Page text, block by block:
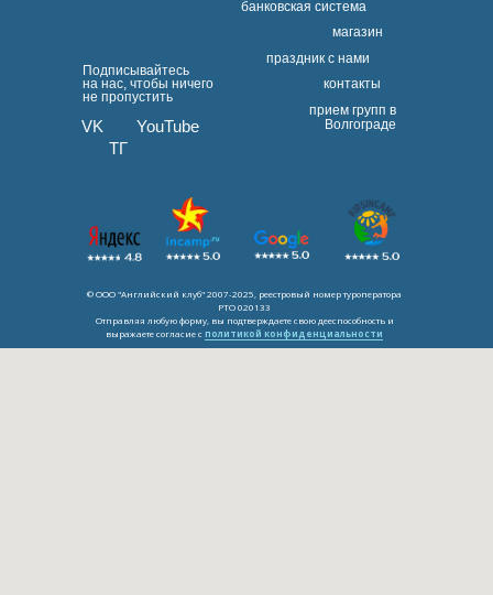
© ООО "Английский клуб" 2007-2025, реестровый номер туроператора
РТО 020133
Отправляя любую форму, вы подтверждаете свою дееспособность и
выражаете согласие с политикой конфиденциальности
праздник с нами
магазин
Подписывайтесь
на нас, чтобы ничего
не пропустить
VK
YouTube
ТГ
банковская система
прием групп в
Волгограде
контакты